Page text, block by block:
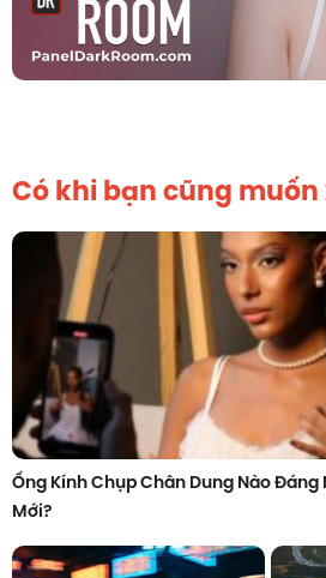
Có khi bạn cũng muốn
Ống Kính Chụp Chân Dung Nào Đáng
Mới?